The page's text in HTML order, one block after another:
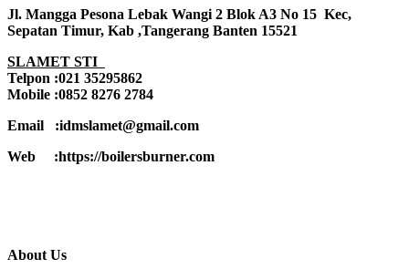
Jl. Mangga Pesona Lebak Wangi 2 Blok A3 No 15 Kec,
Sepatan Timur, Kab ,Tangerang Banten 15521
SLAMET STI
Telpon :021 35295862
Mobile :0852 8276 2784
Email :idmslamet@gmail.com
Web :https://boilersburner.com
About Us